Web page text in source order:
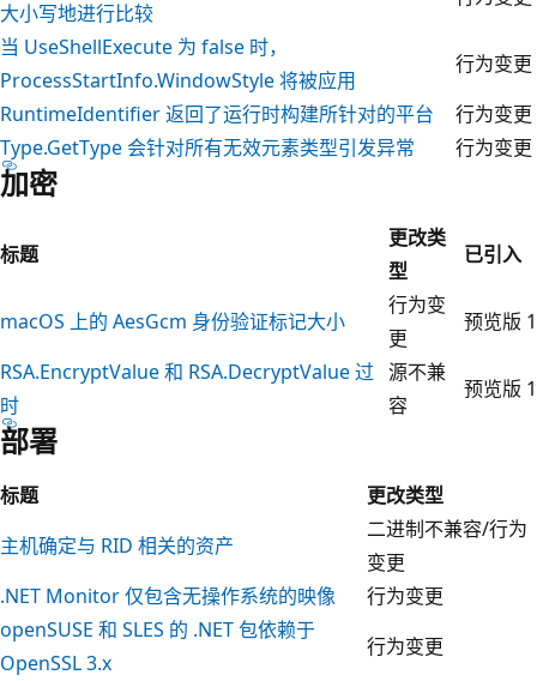
大小写地进行比较
当 UseShellExecute 为 false 时，
ProcessStartInfo.WindowStyle 将被应用
行为变更
RuntimeIdentifier 返回了运行时构建所针对的平台
行为变更
Type.GetType 会针对所有无效元素类型引发异常 行为变更
加密
标题
更改类
型
已引入
macOS 上的 AesGcm 身份验证标记大小
行为变
更
预览版 1
RSA.EncryptValue 和 RSA.DecryptValue 过
时
源不兼
容
预览版 1
部署
标题
更改类型
主机确定与 RID 相关的资产
二进制不兼容/行为
变更
.NET Monitor 仅包含无操作系统的映像
行为变更
openSUSE 和 SLES 的 .NET 包依赖于
OpenSSL 3.x
行为变更